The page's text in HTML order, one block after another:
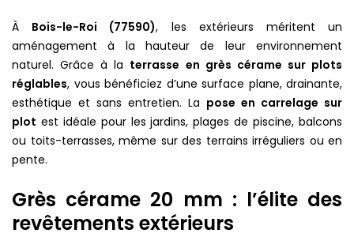
À Bois-le-Roi (77590), les extérieurs méritent un
aménagement à la hauteur de leur environnement
naturel. Grâce à la terrasse en grès cérame sur plots
réglables, vous bénéficiez d’une surface plane, drainante,
esthétique et sans entretien. La pose en carrelage sur
plot est idéale pour les jardins, plages de piscine, balcons
ou toits-terrasses, même sur des terrains irréguliers ou en
pente.
Grès cérame 20 mm : l’élite des
revêtements extérieurs